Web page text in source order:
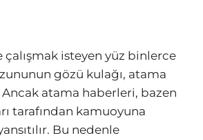
çalışmak isteyen yüz binlerce
gözü kulağı, atama
atama haberleri, bazen
tarafından kamuoyuna
Bu nedenle